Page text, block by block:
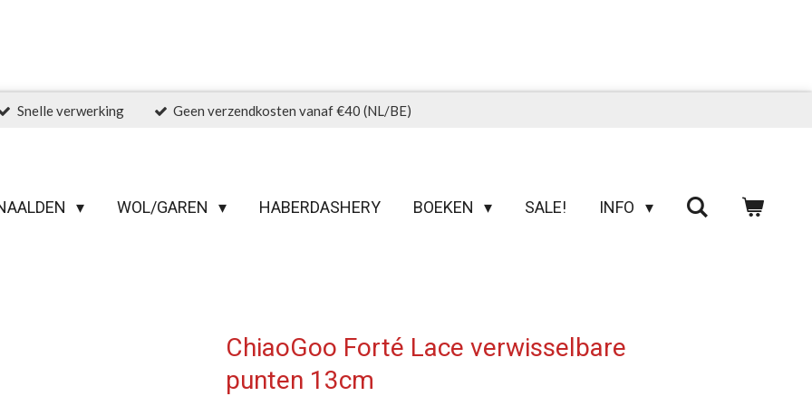
Snelle verwerking Geen verzendkosten vanaf €40 (NL/BE)
WOL/GAREN HABERDASHERY BOEKEN SALE! INFO
ChiaoGoo Forté Lace verwisselbare
punten 13cm